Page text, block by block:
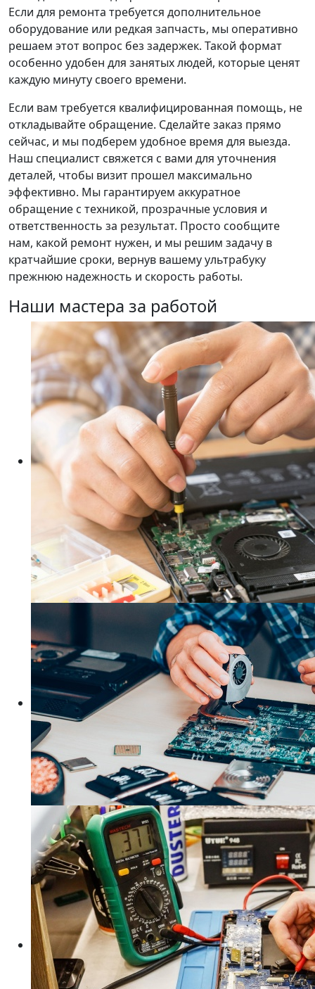
Если для ремонта требуется дополнительное
оборудование или редкая запчасть, мы оперативно
решаем этот вопрос без задержек. Такой формат
особенно удобен для занятых людей, которые ценят
каждую минуту своего времени.
Если вам требуется квалифицированная помощь, не
откладывайте обращение. Сделайте заказ прямо
сейчас, и мы подберем удобное время для выезда.
Наш специалист свяжется с вами для уточнения
деталей, чтобы визит прошел максимально
эффективно. Мы гарантируем аккуратное
обращение с техникой, прозрачные условия и
ответственность за результат. Просто сообщите
нам, какой ремонт нужен, и мы решим задачу в
кратчайшие сроки, вернув вашему ультрабуку
прежнюю надежность и скорость работы.
Наши мастера за работой